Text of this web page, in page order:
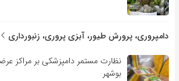
دامپروری، پرورش طیور، آبزی پروری، زنبورداری
نظارت مستمر دامپزشکی بر مراکز
بوشهر